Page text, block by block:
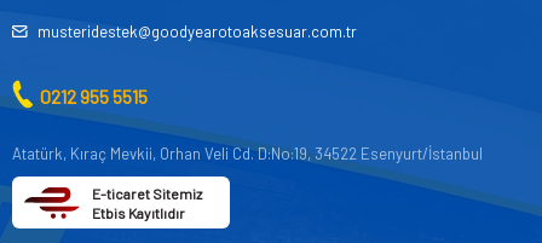
musteridestek@goodyearotoaksesuar.com.tr
0212 955 5515
Atatürk, Kıraç Mevkii, Orhan Veli Cd. D:No:19, 34522 Esenyurt/İstanbul
E-ticaret Sitemiz
Etbis Kayıtlıdır